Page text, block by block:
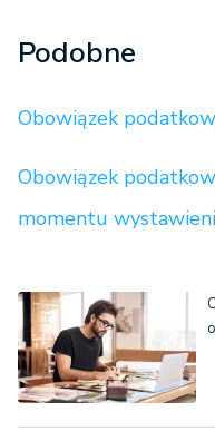
Podobne
Obowiązek
Obowiązek
momentu